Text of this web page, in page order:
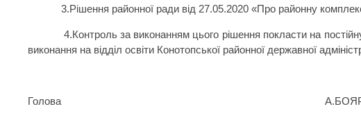
3.Рішення районної ради від 27.05.2020 «Про районну
4.Контроль за виконанням цього рішення покласти на
виконання на відділ освіти Конотопської районної державної
Голова